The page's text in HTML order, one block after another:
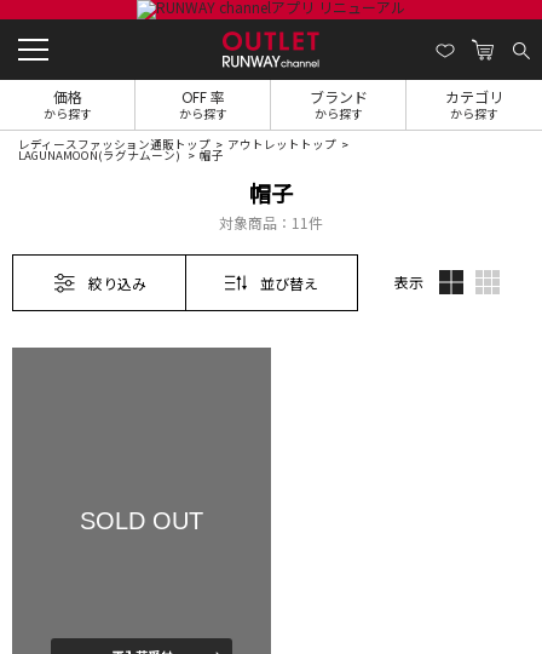
価格
から探す
OFF 率
から探す
ブランド
から探す
カテゴリ
から探す
レディースファッション通販トップ アウトレットトップ
LAGUNAMOON(ラグナムーン) 帽子
帽子
対象商品： 11件
絞り込み 並び替え 表示
SOLD OUT